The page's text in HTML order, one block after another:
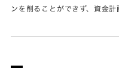
ンを削ることができず、資金